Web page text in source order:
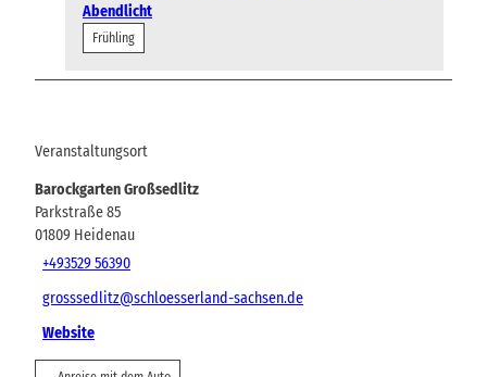
Abendlicht
Frühling
Veranstaltungsort
Barockgarten Großsedlitz
Parkstraße 85
01809 Heidenau
+493529 56390
grosssedlitz@schloesserland-sachsen.de
Website